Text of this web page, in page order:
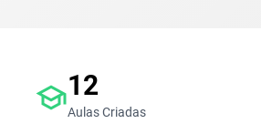
school12
Aulas Criadas